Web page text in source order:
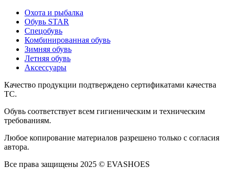
Охота и рыбалка
Обувь STAR
Спецобувь
Комбинированная обувь
Зимняя обувь
Летняя обувь
Аксессуары
Качество продукции подтверждено сертификатами качества
ТС.
Обувь соответствует всем гигиеническим и техническим
требованиям.
Любое копирование материалов разрешено только с согласия
автора.
Все права защищены 2025 © EVASHOES